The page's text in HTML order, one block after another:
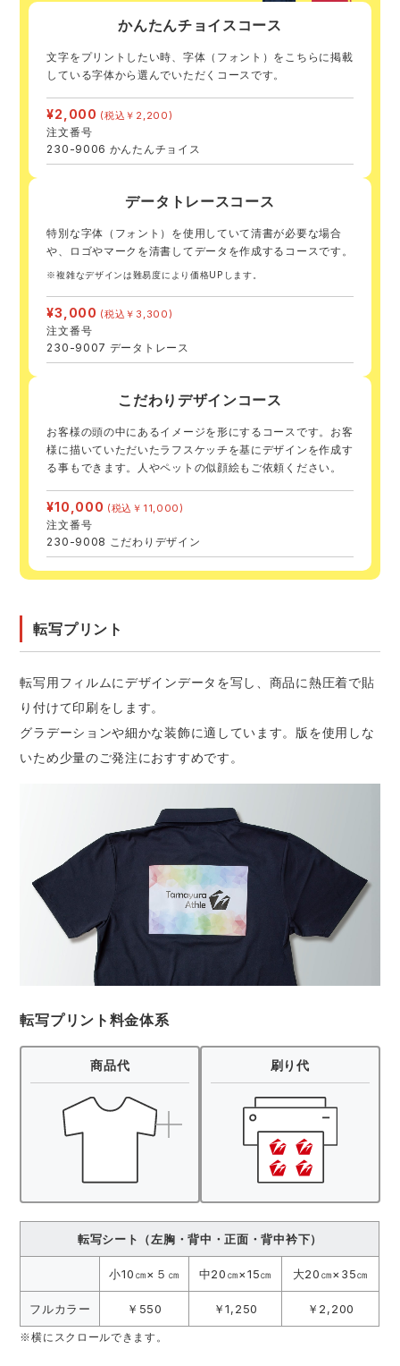
かんたんチョイス コース
文字をプリントしたい時、字体（フォント）をこちらに掲載
している字体から選んでいただくコースです。
¥2,000 (税込￥2,200)
注文番号
230-9006 かんたんチョイス
データトレースコース
特別な字体（フォント）を使用していて清書が必要な場合
や、ロゴやマークを清書してデータを作成するコースです。
※複雑なデザインは難易度により価格UPします。
¥3,000 (税込￥3,300)
注文番号
230-9007 データトレース
こだわりデザインコース
お客様の頭の中にあるイメージを形にするコースです。お客
様に描いていただいたラフスケッチを基にデザインを作成す
る事もできます。人やペットの似顔絵もご依頼ください。
¥10,000 (税込￥11,000)
注文番号
230-9008 こだわりデザイン
転写プリント
転写用フィルムにデザインデータを写し、商品に熱圧着で貼
り付けて印刷をします。
グラデーションや細かな装飾に適しています。版を使用しな
いため少量のご発注におすすめです。
転写プリント料金体系
商品代 刷り代
転写シート（左胸・背中・正面・背中衿下）
小10㎝×５㎝ 中20㎝×15㎝ 大20㎝×35㎝
フルカラー ￥550 ￥1,250 ￥2,200
※横にスクロールできます。